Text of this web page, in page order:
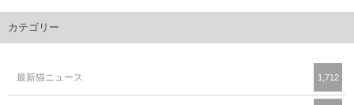
カテゴリー
最新猫ニュース 1,712